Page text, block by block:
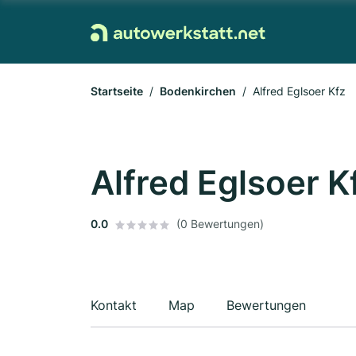
Startseite Bodenkirchen Alfred Eglsoer Kfz
Alfred Eglsoer
0.0 (0 Bewertungen)
Kontakt Map Bewertungen